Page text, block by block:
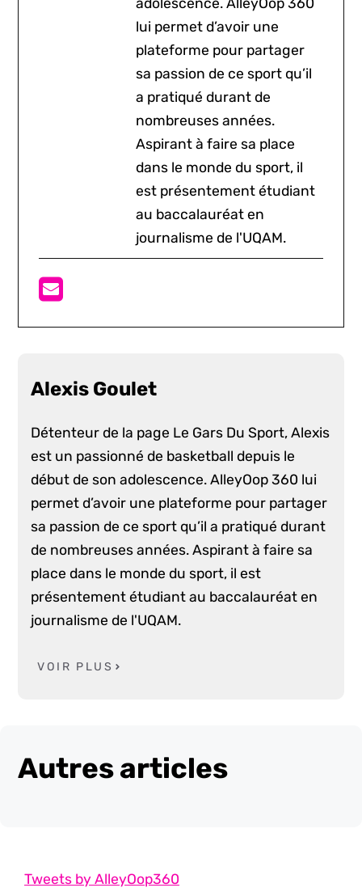
lui permet d’avoir une
plateforme pour partager
sa passion de ce sport qu’il
a pratiqué durant de
nombreuses années.
Aspirant à faire sa place
dans le monde du sport, il
est présentement étudiant
au baccalauréat en
journalisme de l'UQAM.
Alexis Goulet
Détenteur de la page Le Gars Du Sport, Alexis
est un passionné de basketball depuis le
début de son adolescence. AlleyOop 360 lui
permet d’avoir une plateforme pour partager
sa passion de ce sport qu’il a pratiqué durant
de nombreuses années. Aspirant à faire sa
place dans le monde du sport, il est
présentement étudiant au baccalauréat en
journalisme de l'UQAM.
VOIR PLUS
Autres articles
Tweets by AlleyOop360